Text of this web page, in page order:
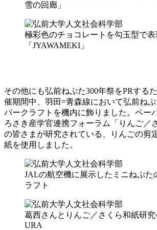
雪の回廊」
極彩色のチョコレートを勾玉型で表
「JYAWAMEKI」
その他にも弘前ねぷた300年祭をPRする
催期間中、羽田=青森線において弘前ね
パークラフトを機内に飾りました。ペー
ろさき産学官連携フォーラム「りんご／
の皆さまが研究されている、りんごの剪
紙を使用しました。
JALの航空機に展示したミニねぷた
ラフト
葛西さんとりんご／さくら和紙研
URA